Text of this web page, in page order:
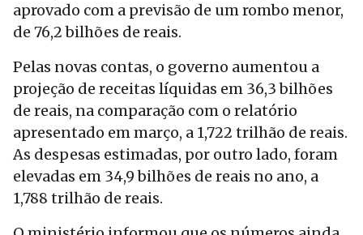
aprovado com a previsão de um rombo menor,
de 76,2 bilhões de reais.
Pelas novas contas, o governo aumentou a
projeção de receitas líquidas em 36,3 bilhões
de reais, na comparação com o relatório
apresentado em março, a 1,722 trilhão de reais.
As despesas estimadas, por outro lado, foram
elevadas em 34,9 bilhões de reais no ano, a
1,788 trilhão de reais.